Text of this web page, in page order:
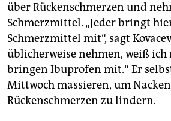
über Rückenschmerzen und
Schmerzmittel. „Jeder bringt
Schmerzmittel mit“, sagt
üblicherweise nehmen, weiß
bringen Ibuprofen mit.“ Er
Mittwoch massieren, um
Rückenschmerzen zu lindern.